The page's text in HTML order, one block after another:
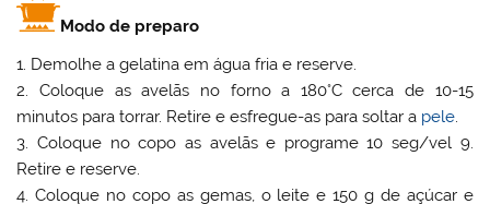
Modo de preparo
1. Demolhe a gelatina em água fria e reserve.
2. Coloque as avelãs no forno a 180°C cerca de 10-15
minutos para torrar. Retire e esfregue-as para soltar a pele.
3. Coloque no copo as avelãs e programe 10 seg/vel 9.
Retire e reserve.
4. Coloque no copo as gemas, o leite e 150 g de açúcar e